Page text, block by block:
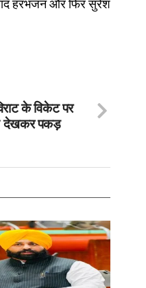
हरभजन और फिर सुरेश
के विकेट पर
देखकर पकड़